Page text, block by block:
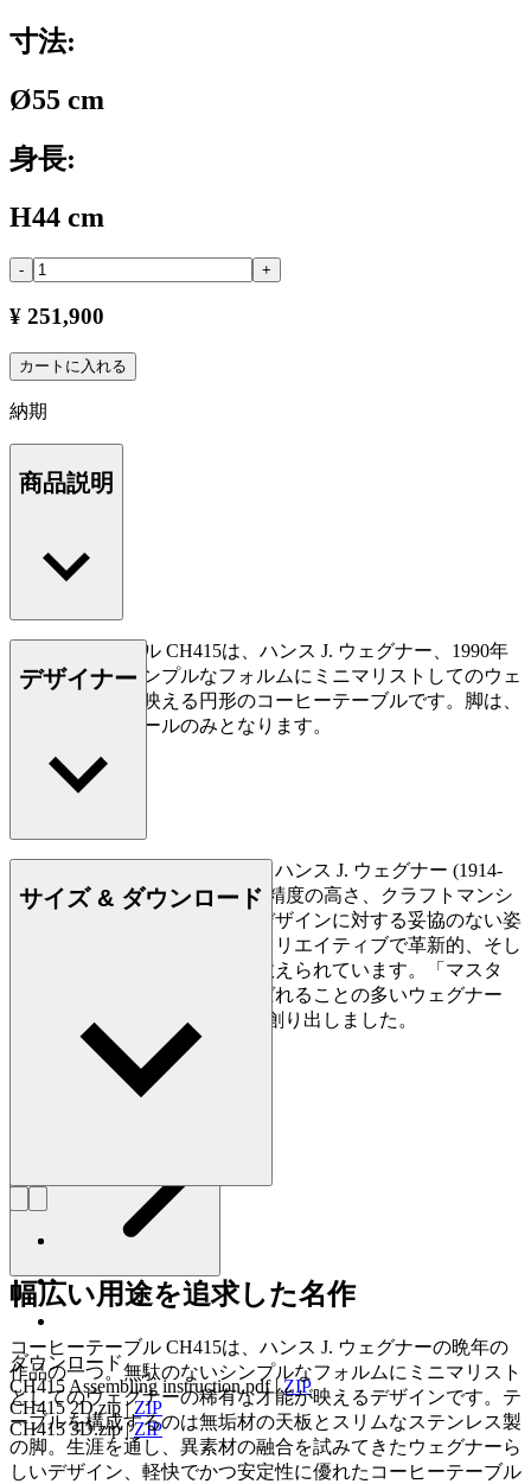
寸法:
Ø55 cm
身長:
H44 cm
- +
¥ 251,900
カートに入れる
納期
商品説明
コーヒーテーブル CH415は、ハンス J. ウェグナー、1990年
のデザイン。シンプルなフォルムにミニマリストしてのウェ
グナーの才能が映える円形のコーヒーテーブルです。脚は、
ステンレススチールのみとなります。
もっと読む
デザイナー
デンマークの家具デザイナー、ハンス J. ウェグナー (1914-
2007) は、家具づくりにおける精度の高さ、クラフトマンシ
ップに対する優れた洞察力、デザインに対する妥協のない姿
勢で知られており、史上最もクリエイティブで革新的、そし
て多作なデザイナーの一人に数えられています。「マスタ
ー・オブ・ザ・チェア」と呼ばれることの多いウェグナー
は、生涯で約500点もの椅子を創り出しました。
詳しく見る Hans J. Wegner
サイズ & ダウンロード
ダウンロード
CH415 Assembling instruction.pdf|ZIP
CH415 2D.zip |ZIP
CH415 3D.zip|ZIP
幅広い用途を追求した名作
コーヒーテーブル CH415は、ハンス J. ウェグナーの晩年の
作品の一つ。無駄のないシンプルなフォルムにミニマリスト
としてのウェグナーの稀有な才能が映えるデザインです。テ
ーブルを構成するのは無垢材の天板とスリムなステンレス製
の脚。生涯を通し、異素材の融合を試みてきたウェグナーら
しいデザイン、軽快でかつ安定性に優れたコーヒーテーブル